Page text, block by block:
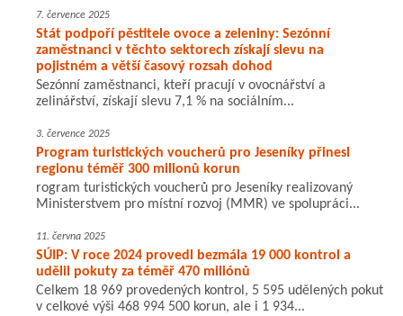
7. července 2025
Stát podpoří pěstitele ovoce a zeleniny: Sezónní
zaměstnanci v těchto sektorech získají slevu na
pojistném a větší časový rozsah dohod
Sezónní zaměstnanci, kteří pracují v ovocnářství a
zelinářství, získají slevu 7,1 % na sociálním...
3. července 2025
Program turistických voucherů pro Jeseníky přinesl
regionu téměř 300 milionů korun
rogram turistických voucherů pro Jeseníky realizovaný
Ministerstvem pro místní rozvoj (MMR) ve spolupráci...
11. června 2025
SÚIP: V roce 2024 provedl bezmála 19 000 kontrol a
udělil pokuty za téměř 470 miliónů
Celkem 18 969 provedených kontrol, 5 595 udělených pokut
v celkové výši 468 994 500 korun, ale i 1 934...